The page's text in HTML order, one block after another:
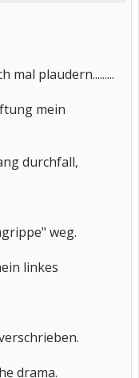
mal plaudern.........
mein
durchfall,
weg.
linkes
drama.